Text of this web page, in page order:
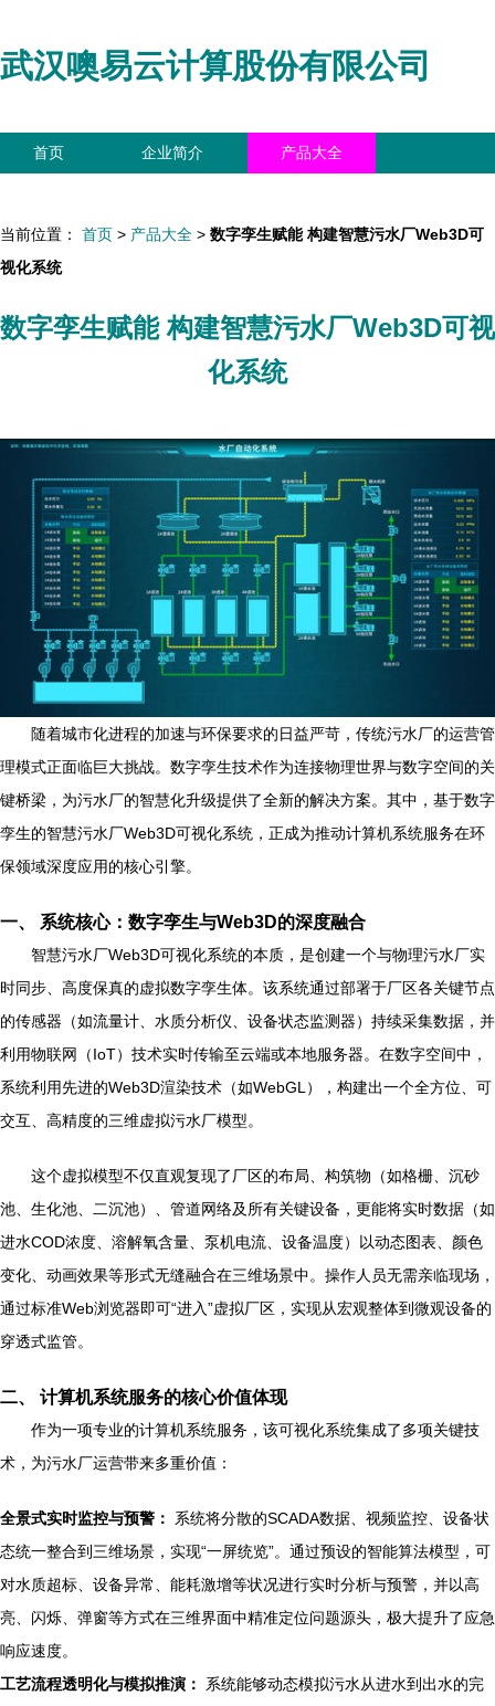
武汉噢易云计算股份有限公司
首页 企业简介 产品大全
当前位置： 首页 > 产品大全 > 数字孪生赋能 构建智慧污水厂Web3D可
视化系统
数字孪生赋能 构建智慧污水厂Web3D可视
化系统
随着城市化进程的加速与环保要求的日益严苛，传统污水厂的运营管
理模式正面临巨大挑战。数字孪生技术作为连接物理世界与数字空间的关
键桥梁，为污水厂的智慧化升级提供了全新的解决方案。其中，基于数字
孪生的智慧污水厂Web3D可视化系统，正成为推动计算机系统服务在环
保领域深度应用的核心引擎。
一、 系统核心：数字孪生与Web3D的深度融合
智慧污水厂Web3D可视化系统的本质，是创建一个与物理污水厂实
时同步、高度保真的虚拟数字孪生体。该系统通过部署于厂区各关键节点
的传感器（如流量计、水质分析仪、设备状态监测器）持续采集数据，并
利用物联网（IoT）技术实时传输至云端或本地服务器。在数字空间中，
系统利用先进的Web3D渲染技术（如WebGL），构建出一个全方位、可
交互、高精度的三维虚拟污水厂模型。
这个虚拟模型不仅直观复现了厂区的布局、构筑物（如格栅、沉砂
池、生化池、二沉池）、管道网络及所有关键设备，更能将实时数据（如
进水COD浓度、溶解氧含量、泵机电流、设备温度）以动态图表、颜色
变化、动画效果等形式无缝融合在三维场景中。操作人员无需亲临现场，
通过标准Web浏览器即可“进入”虚拟厂区，实现从宏观整体到微观设备的
穿透式监管。
二、 计算机系统服务的核心价值体现
作为一项专业的计算机系统服务，该可视化系统集成了多项关键技
术，为污水厂运营带来多重价值：
全景式实时监控与预警：
系统将分散的SCADA数据、视频监控、设备状
态统一整合到三维场景，实现“一屏统览”。通过预设的智能算法模型，可
对水质超标、设备异常、能耗激增等状况进行实时分析与预警，并以高
亮、闪烁、弹窗等方式在三维界面中精准定位问题源头，极大提升了应急
响应速度。
工艺流程透明化与模拟推演：
系统能够动态模拟污水从进水到出水的完